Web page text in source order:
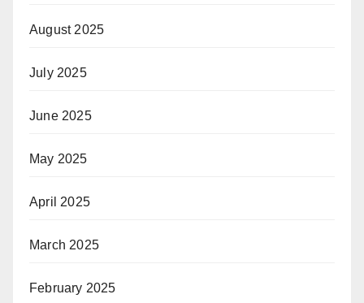
August 2025
July 2025
June 2025
May 2025
April 2025
March 2025
February 2025